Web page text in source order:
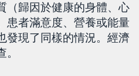
（歸因於健康的身體、心
患者滿意度、營養或能量
發現了同樣的情況。經濟